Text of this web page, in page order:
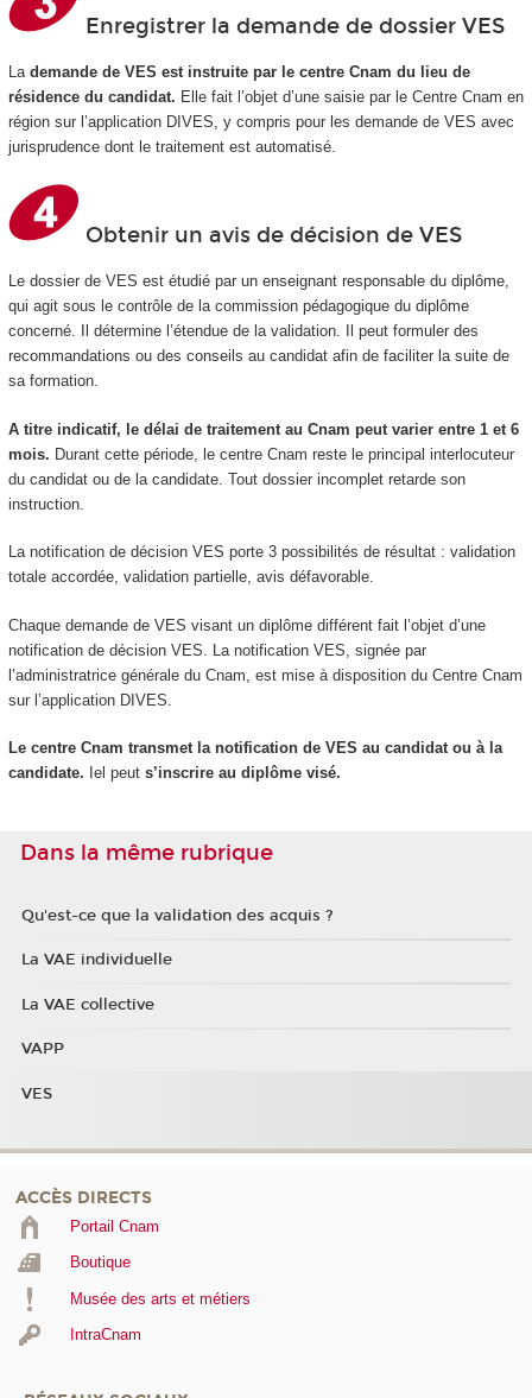
Enregistrer la demande de dossier VES
La demande de VES est instruite par le centre Cnam du lieu de
résidence du candidat. Elle fait l’objet d’une saisie par le Centre Cnam en
région sur l’application DIVES, y compris pour les demande de VES avec
jurisprudence dont le traitement est automatisé.
Obtenir un avis de décision de VES
Le dossier de VES est étudié par un enseignant responsable du diplôme,
qui agit sous le contrôle de la commission pédagogique du diplôme
concerné. Il détermine l’étendue de la validation. Il peut formuler des
recommandations ou des conseils au candidat afin de faciliter la suite de
sa formation.
A titre indicatif, le délai de traitement au Cnam peut varier entre 1 et 6
mois. Durant cette période, le centre Cnam reste le principal interlocuteur
du candidat ou de la candidate. Tout dossier incomplet retarde son
instruction.
La notification de décision VES porte 3 possibilités de résultat : validation
totale accordée, validation partielle, avis défavorable.
Chaque demande de VES visant un diplôme différent fait l’objet d’une
notification de décision VES. La notification VES, signée par
l’administratrice générale du Cnam, est mise à disposition du Centre Cnam
sur l’application DIVES.
Le centre Cnam transmet la notification de VES au candidat ou à la
candidate. Iel peut s’inscrire au diplôme visé.
Dans la même rubrique
Qu'est-ce que la validation des acquis ?
La VAE individuelle
La VAE collective
VAPP
VES
ACCÈS DIRECTS
Portail Cnam
Boutique
Musée des arts et métiers
IntraCnam